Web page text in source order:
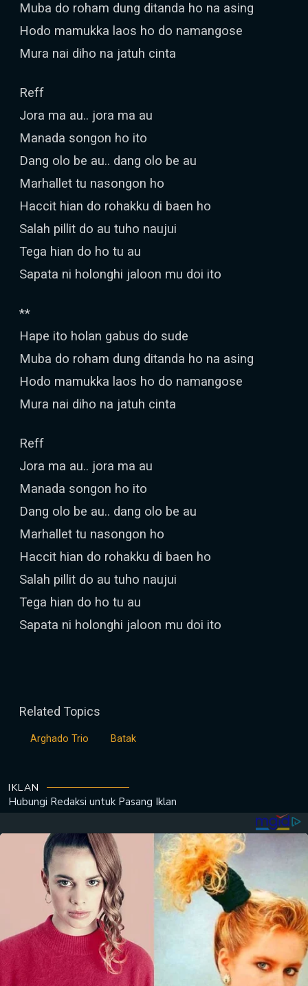
Muba do roham dung ditanda ho na asing
Hodo mamukka laos ho do namangose
Mura nai diho na jatuh cinta
Reff
Jora ma au.. jora ma au
Manada songon ho ito
Dang olo be au.. dang olo be au
Marhallet tu nasongon ho
Haccit hian do rohakku di baen ho
Salah pillit do au tuho naujui
Tega hian do ho tu au
Sapata ni holonghi jaloon mu doi ito
**
Hape ito holan gabus do sude
Muba do roham dung ditanda ho na asing
Hodo mamukka laos ho do namangose
Mura nai diho na jatuh cinta
Reff
Jora ma au.. jora ma au
Manada songon ho ito
Dang olo be au.. dang olo be au
Marhallet tu nasongon ho
Haccit hian do rohakku di baen ho
Salah pillit do au tuho naujui
Tega hian do ho tu au
Sapata ni holonghi jaloon mu doi ito
Related Topics
Arghado Trio Batak
IKLAN
Hubungi Redaksi untuk Pasang Iklan